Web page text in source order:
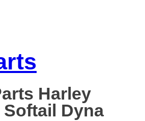
Harley
Dyna